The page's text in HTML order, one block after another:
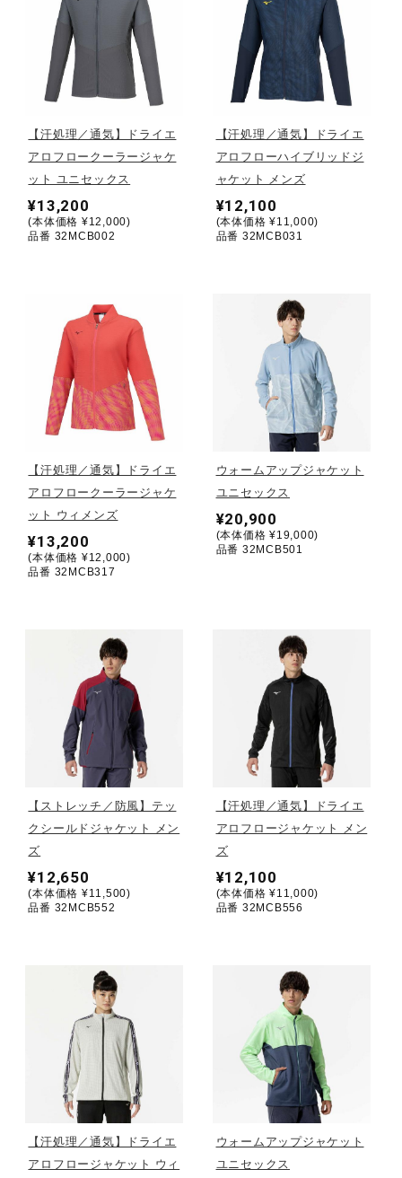
バレーボール
テニス／ソフトテニス
バドミントン
陸上競技
ソフトボール
柔道
ウィンタースポーツ
ライフスタイルグッズ
インナー
寝具／ミズノスリープ
健康／エクササイズ
ジュニア／キッズ
メディカル
【汗処理／通気】ドライエ
アロフロークーラージャケ
ット ユニセックス
¥13,200
(本体価格 ¥12,000)
品番 32MCB002
【汗処理／通気】ドライエ
アロフローハイブリッドジ
ャケット メンズ
¥12,100
(本体価格 ¥11,000)
品番 32MCB031
【汗処理／通気】ドライエ
アロフロークーラージャケ
ット ウィメンズ
¥13,200
(本体価格 ¥12,000)
品番 32MCB317
ウォームアップジャケット
ユニセックス
¥20,900
(本体価格 ¥19,000)
品番 32MCB501
【ストレッチ／防風】テッ
クシールドジャケット メン
ズ
¥12,650
(本体価格 ¥11,500)
品番 32MCB552
【汗処理／通気】ドライエ
アロフロージャケット メン
ズ
¥12,100
(本体価格 ¥11,000)
品番 32MCB556
【汗処理／通気】ドライエ
アロフロージャケット ウィ
ウォームアップジャケット
ユニセックス